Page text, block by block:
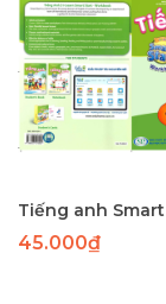
45.000₫